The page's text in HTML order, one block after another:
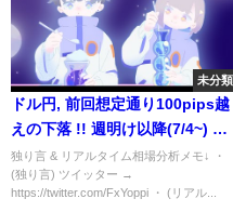
未分類
ドル円, 前回想定通り100pips越
えの下落 !! 週明け以降(7/4~) の
想定と環境認識【7月2日(土)】
USDJPY, 米10年債利回り, DXY,
雇用統計
独り言 & リアルタイム相場分析メモ↓ ・
(独り言) ツイッター →
https://twitter.com/FxYoppi ・ (リアル...